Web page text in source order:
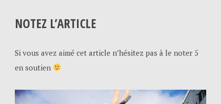
NOTEZ L’ARTICLE
Si vous avez aimé cet article n’hésitez pas à le noter 5
en soutien